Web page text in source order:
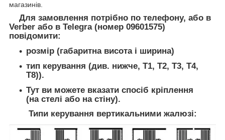
магазинів.
Для замовлення потрібно по телефону, або в
Verber або в Telegra (номер 09601575)
повідомити:
розмір (габаритна висота і ширина)
тип керування (див. нижче, T1, Т2, Т3, Т4,
Т8)).
Тут ви можете вказати спосіб кріплення
(на стелі або на стіну).
Типи керування вертикальними жалюзі: